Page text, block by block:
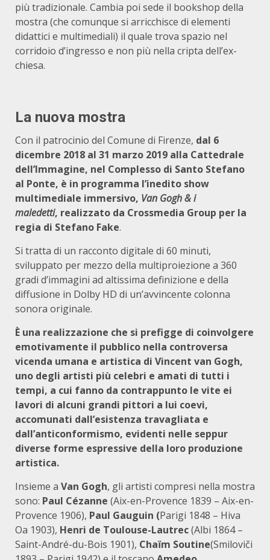
più tradizionale. Cambia poi sede il bookshop della
mostra (che comunque si arricchisce di elementi
didattici e multimediali) il quale trova spazio nel
corridoio d’ingresso e non più nella cripta dell’ex-
chiesa.
La nuova mostra
Con il patrocinio del Comune di Firenze, dal 6
dicembre 2018 al 31 marzo 2019 alla Cattedrale
dell’Immagine, nel Complesso di Santo Stefano
al Ponte, è in programma l’inedito show
multimediale immersivo, Van Gogh & i
maledetti, realizzato da Crossmedia Group per la
regia di Stefano Fake.
Si tratta di un racconto digitale di 60 minuti,
sviluppato per mezzo della multiproiezione a 360
gradi d’immagini ad altissima definizione e della
diffusione in Dolby HD di un’avvincente colonna
sonora originale.
È una realizzazione che si prefigge di coinvolgere
emotivamente il pubblico nella controversa
vicenda umana e artistica di Vincent van Gogh,
uno degli artisti più celebri e amati di tutti i
tempi, a cui fanno da contrappunto le vite ei
lavori di alcuni grandi pittori a lui coevi,
accomunati dall’esistenza travagliata e
dall’anticonformismo, evidenti nelle seppur
diverse forme espressive della loro produzione
artistica.
Insieme a Van Gogh, gli artisti compresi nella mostra
sono: Paul Cézanne (Aix-en-Provence 1839 – Aix-en-
Provence 1906), Paul Gauguin (Parigi 1848 – Hiva
Oa 1903), Henri de Toulouse-Lautrec(Albi 1864 –
Saint-André-du-Bois 1901), Chaïm Soutine(Smiloviči